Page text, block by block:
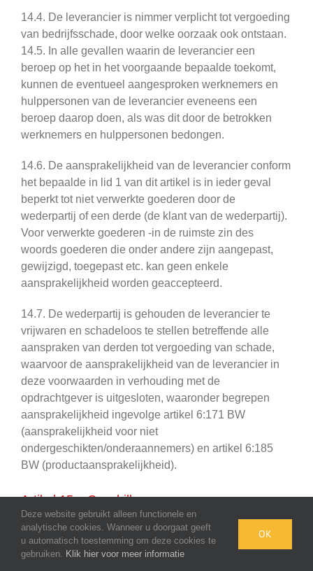
14.4. De leverancier is nimmer verplicht tot vergoeding
van bedrijfsschade, door welke oorzaak ook ontstaan.
14.5. In alle gevallen waarin de leverancier een
beroep op het in het voorgaande bepaalde toekomt,
kunnen de eventueel aangesproken werknemers en
hulppersonen van de leverancier eveneens een
beroep daarop doen, als was dit door de betrokken
werknemers en hulppersonen bedongen.
14.6. De aansprakelijkheid van de leverancier conform
het bepaalde in lid 1 van dit artikel is in ieder geval
beperkt tot niet verwerkte goederen door de
wederpartij of een derde (de klant van de wederpartij).
Voor verwerkte goederen -in de ruimste zin des
woords goederen die onder andere zijn aangepast,
gewijzigd, toegepast etc. kan geen enkele
aansprakelijkheid worden geaccepteerd.
14.7. De wederpartij is gehouden de leverancier te
vrijwaren en schadeloos te stellen betreffende alle
aanspraken van derden tot vergoeding van schade,
waarvoor de aansprakelijkheid van de leverancier in
deze voorwaarden in verhouding met de
opdrachtgever is uitgesloten, waaronder begrepen
aansprakelijkheid ingevolge artikel 6:171 BW
(aansprakelijkheid voor niet
ondergeschikten/onderaannemers) en artikel 6:185
BW (productaansprakelijkheid).
Artikel 15 – Geschillen
15.1. Op alle met de leverancier gesloten
overeenkomsten en op eventueel nadere, ten
Deze website gebruikt alleen functionele en
analytische cookies. Wanneer u doorgaat geeft
u automatisch toestemming om deze cookies te
gebruiken. Klik hier voor meer informatie
OK